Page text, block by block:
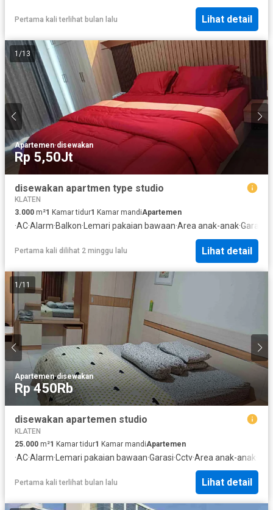
Pertama kali terlihat bulan lalu Lihat detail
1 /13
Apartemen·disewakan
Rp 5,50Jt
disewakan apartmen type studio
KLATEN
3.000 m²1 Kamar tidur1 Kamar mandiApartemen
·AC·Alarm·Balkon·Lemari pakaian bawaan·Area anak-anak·Garasi
Pertama kali dilihat 2 minggu lalu Lihat detail
1 /11
Apartemen·disewakan
Rp 450Rb
disewakan apartemen studio
KLATEN
25.000 m²1 Kamar tidur1 Kamar mandiApartemen
·AC·Alarm· Lemari pakaian bawaan·Garasi·Cctv·Area anak-anak
Pertama kali terlihat bulan lalu Lihat detail